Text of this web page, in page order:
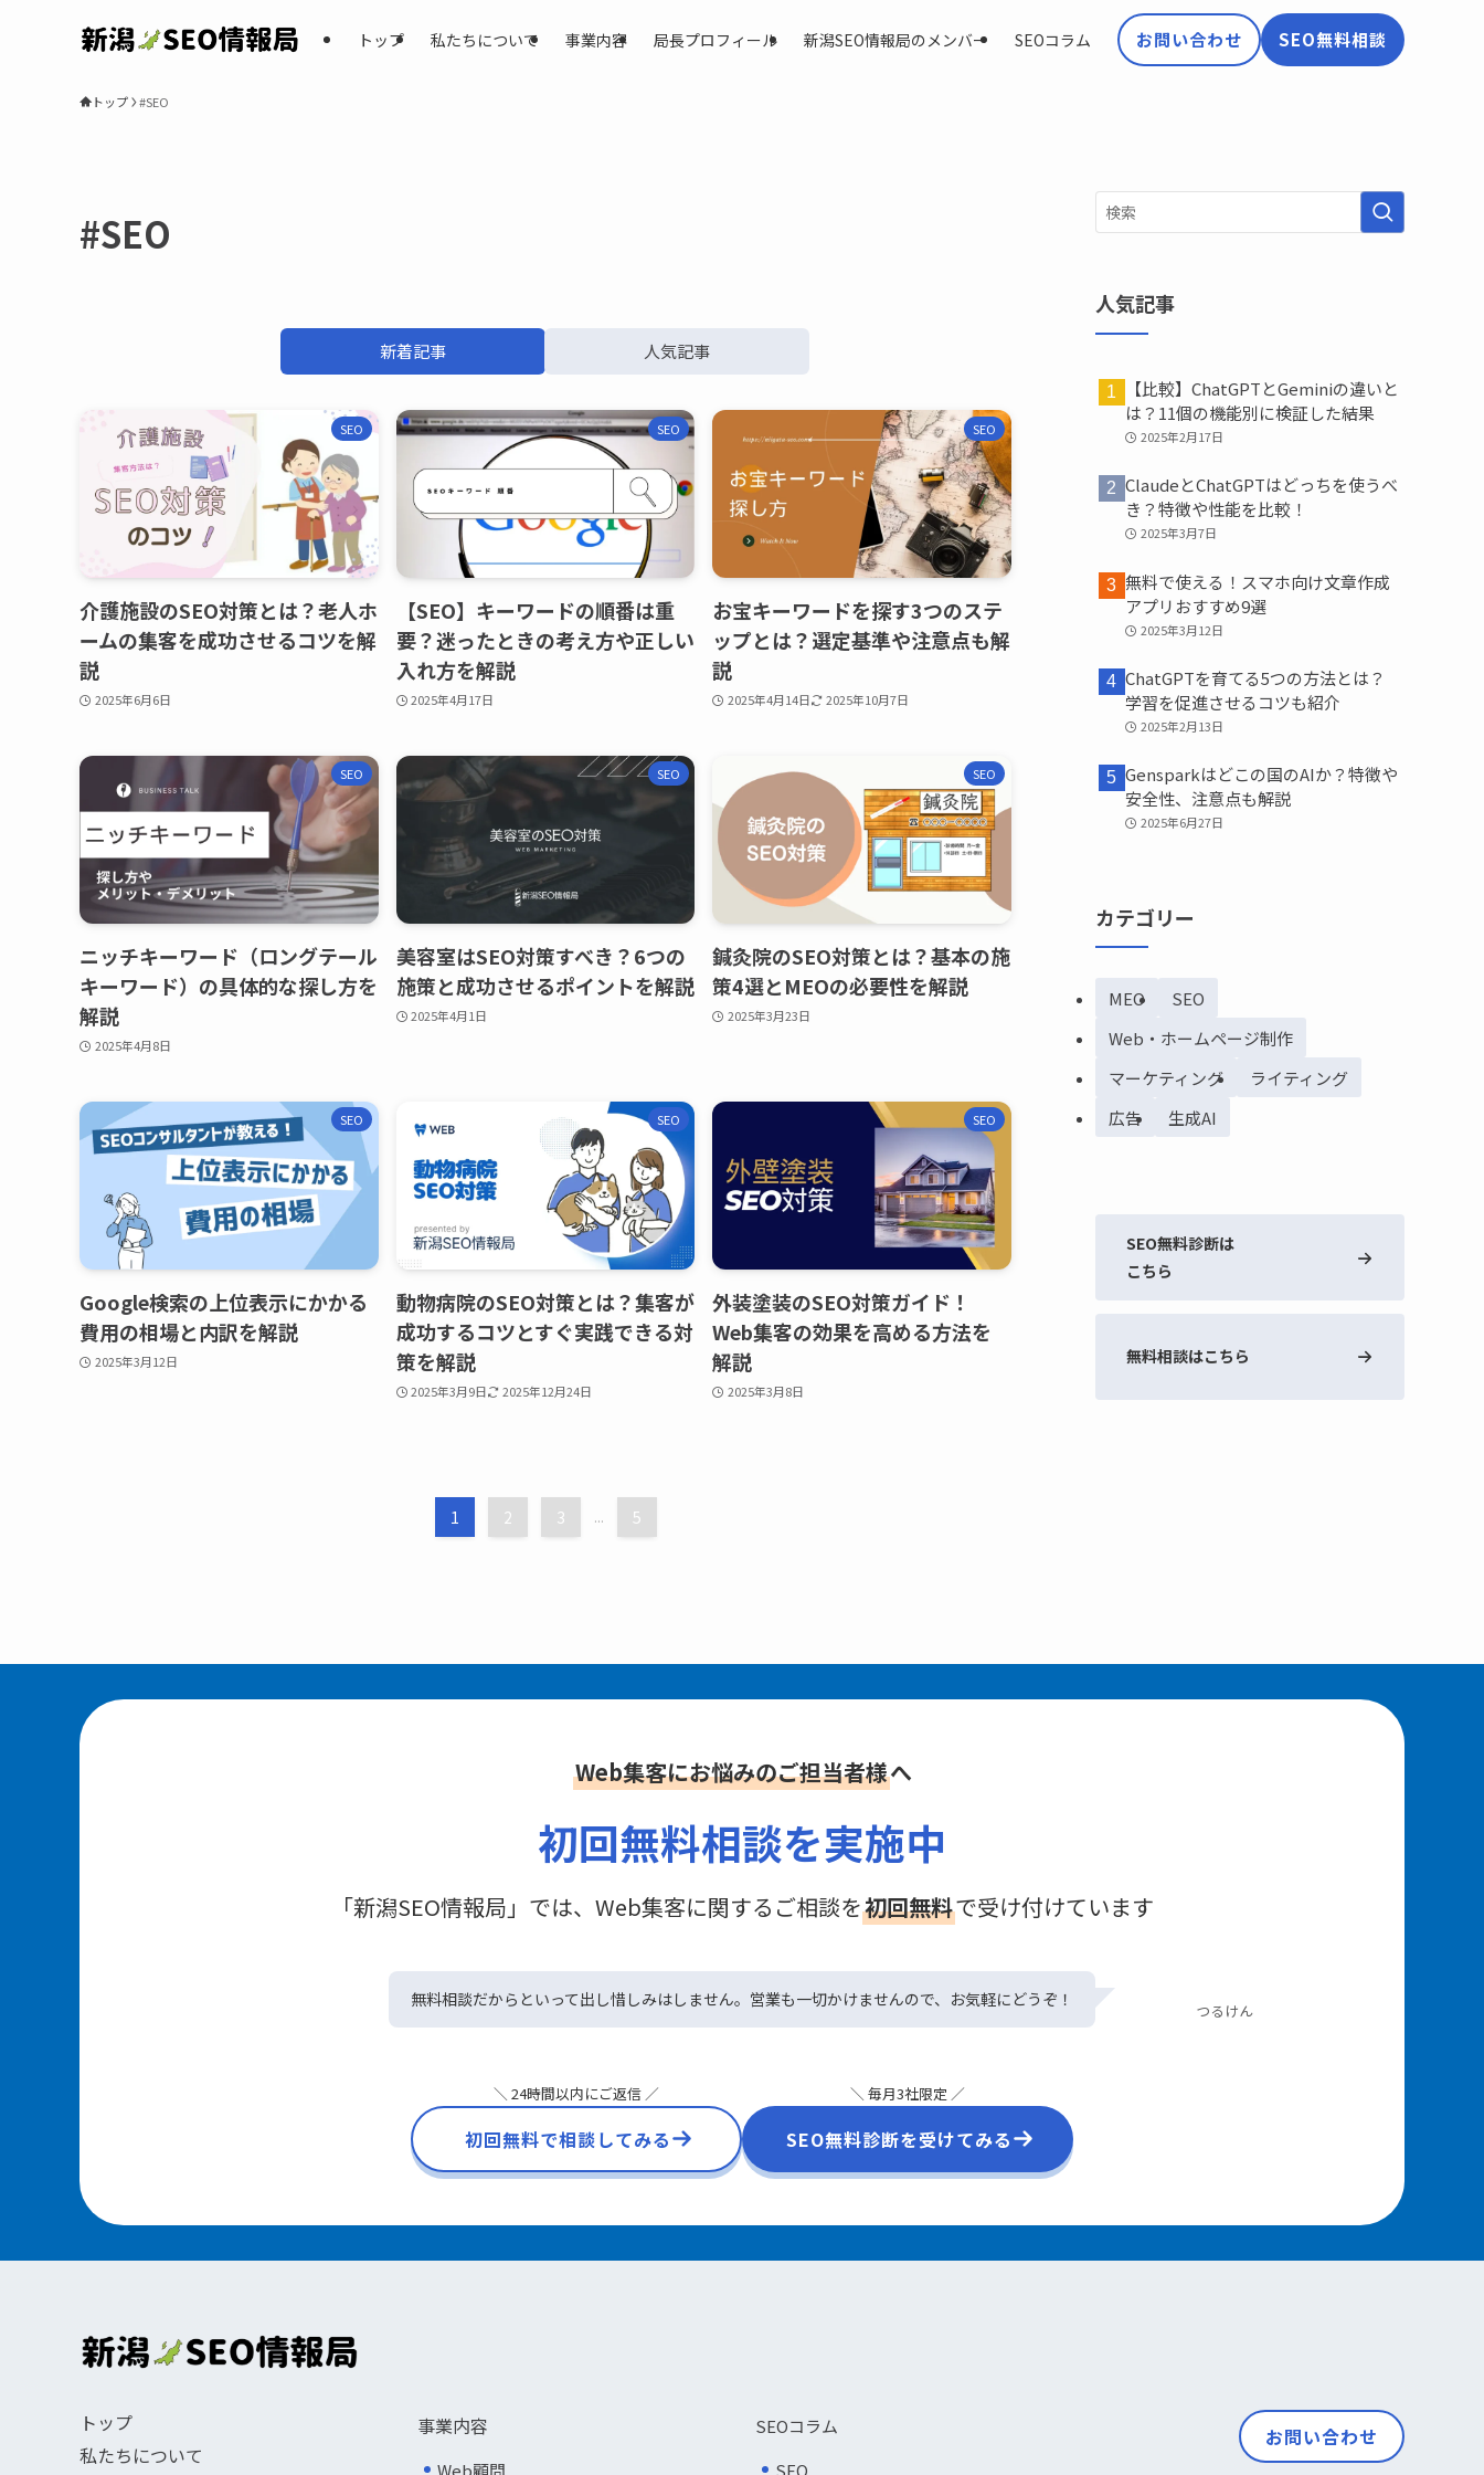
トップ 私たちについて 事業内容 局長プロフィール 新潟SEO情報局のメンバー SEOコラム お問い合わせ SEO無料相談
トップ #SEO
#SEO
新着記事 人気記事
SEO
介護施設のSEO対策とは？老人ホ
ームの集客を成功させるコツを解
説
2025年6月6日
SEO
【SEO】キーワードの順番は重
要？迷ったときの考え方や正しい
入れ方を解説
2025年4月17日
SEO
お宝キーワードを探す3つのステ
ップとは？選定基準や注意点も解
説
2025年4月14日 2025年10月7日
SEO
ニッチキーワード（ロングテール
キーワード）の具体的な探し方を
解説
2025年4月8日
SEO
美容室はSEO対策すべき？6つの
施策と成功させるポイントを解説
2025年4月1日
SEO
鍼灸院のSEO対策とは？基本の施
策4選とMEOの必要性を解説
2025年3月23日
SEO
Google検索の上位表示にかかる
費用の相場と内訳を解説
2025年3月12日
SEO
動物病院のSEO対策とは？集客が
成功するコツとすぐ実践できる対
策を解説
2025年3月9日 2025年12月24日
SEO
外装塗装のSEO対策ガイド！
Web集客の効果を高める方法を
解説
2025年3月8日
1 2 3 ... 5
人気記事
【比較】ChatGPTとGeminiの違いと
は？11個の機能別に検証した結果
2025年2月17日
ClaudeとChatGPTはどっちを使うべ
き？特徴や性能を比較！
2025年3月7日
無料で使える！スマホ向け文章作成
アプリおすすめ9選
2025年3月12日
ChatGPTを育てる5つの方法とは？
学習を促進させるコツも紹介
2025年2月13日
Gensparkはどこの国のAIか？特徴や
安全性、注意点も解説
2025年6月27日
カテゴリー
MEO
SEO
Web・ホームページ制作
マーケティング
ライティング
広告
生成AI
SEO無料診断は
こちら
無料相談はこちら
Web集客にお悩みのご担当者様へ
初回無料相談を実施中
「新潟SEO情報局」では、Web集客に関するご相談を初回無料で受け付けています
無料相談だからといって出し惜しみはしません。営業も一切かけませんので、お気軽にどうぞ！
つるけん
＼ 24時間以内にご返信 ／
初回無料で相談してみる
＼ 毎月3社限定 ／
SEO無料診断を受けてみる
トップ
私たちについて
事業内容
Web顧問
SEOコラム
SEO
お問い合わせ